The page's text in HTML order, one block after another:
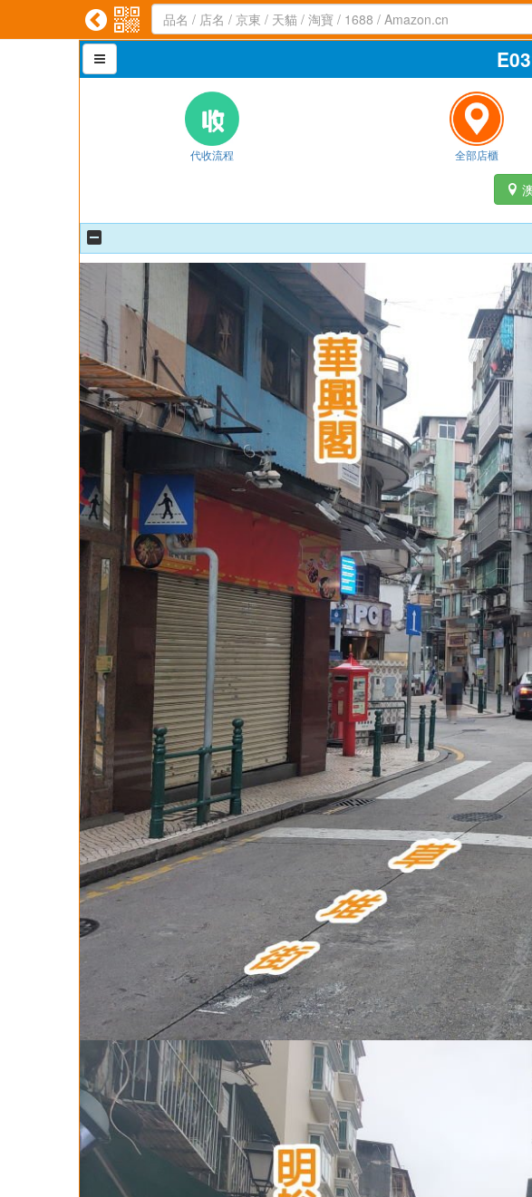
 

代收流程 全部店櫃
